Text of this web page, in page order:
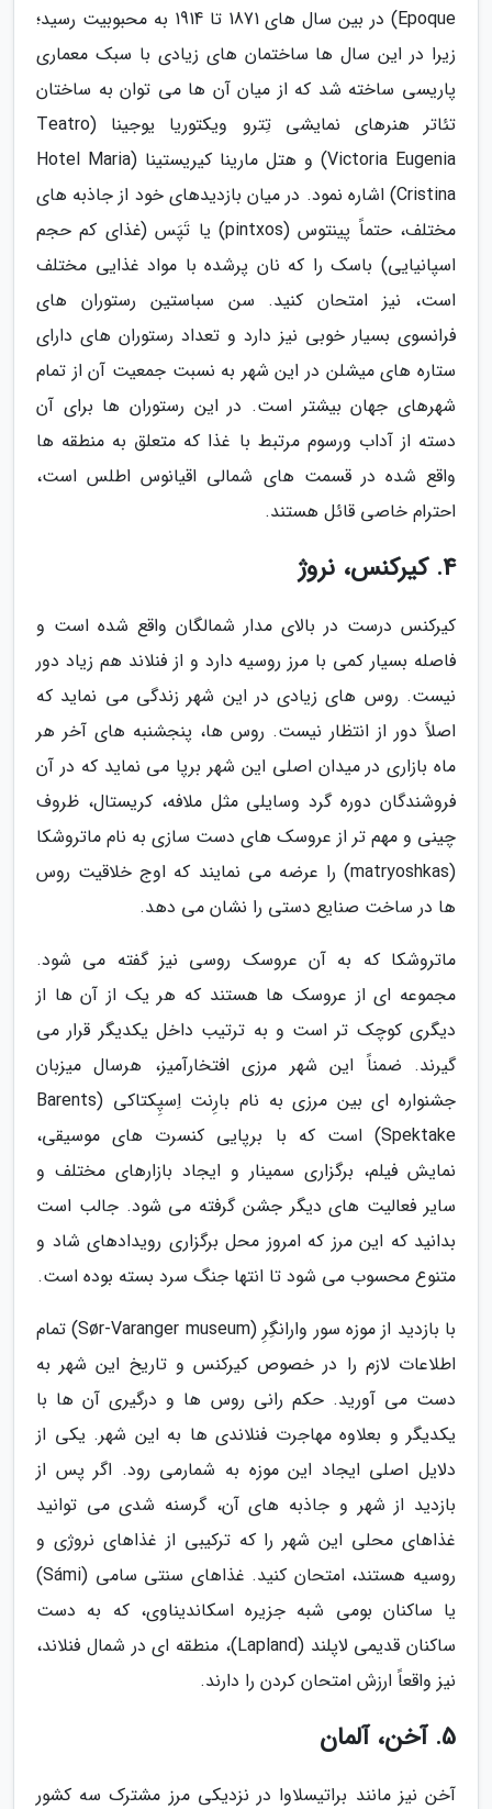
Epoque) در بین سال های 1871 تا 1914 به محبوبیت رسید؛
زیرا در این سال ها ساختمان های زیادی با سبک معماری
پاریسی ساخته شد که از میان آن ها می توان به ساختان
تئاتر هنرهای نمایشی تِترو ویکتوریا یوجینا (Teatro
Victoria Eugenia) و هتل مارینا کیریستینا (Hotel Maria
Cristina) اشاره نمود. در میان بازدیدهای خود از جاذبه های
مختلف، حتماً پینتوس (pintxos) یا تَپَس (غذای کم حجم
اسپانیایی) باسک را که نان پرشده با مواد غذایی مختلف
است، نیز امتحان کنید. سن سباستین رستوران های
فرانسوی بسیار خوبی نیز دارد و تعداد رستوران های دارای
ستاره های میشلن در این شهر به نسبت جمعیت آن از تمام
شهرهای جهان بیشتر است. در این رستوران ها برای آن
دسته از آداب ورسوم مرتبط با غذا که متعلق به منطقه ها
واقع شده در قسمت های شمالی اقیانوس اطلس است،
احترام خاصی قائل هستند.
4. کیرکنس، نروژ
کیرکنس درست در بالای مدار شمالگان واقع شده است و
فاصله بسیار کمی با مرز روسیه دارد و از فنلاند هم زیاد دور
نیست. روس های زیادی در این شهر زندگی می نماید که
اصلاً دور از انتظار نیست. روس ها، پنجشنبه های آخر هر
ماه بازاری در میدان اصلی این شهر برپا می نماید که در آن
فروشندگان دوره گرد وسایلی مثل ملافه، کریستال، ظروف
چینی و مهم تر از عروسک های دست سازی به نام ماتروشکا
(matryoshkas) را عرضه می نمایند که اوج خلاقیت روس
ها در ساخت صنایع دستی را نشان می دهد.
ماتروشکا که به آن عروسک روسی نیز گفته می شود.
مجموعه ای از عروسک ها هستند که هر یک از آن ها از
دیگری کوچک تر است و به ترتیب داخل یکدیگر قرار می
گیرند. ضمناً این شهر مرزی افتخارآمیز، هرسال میزبان
جشنواره ای بین مرزی به نام بارِنت اِسپِکتاکی (Barents
Spektake) است که با برپایی کنسرت های موسیقی،
نمایش فیلم، برگزاری سمینار و ایجاد بازارهای مختلف و
سایر فعالیت های دیگر جشن گرفته می شود. جالب است
بدانید که این مرز که امروز محل برگزاری رویدادهای شاد و
متنوع محسوب می شود تا انتها جنگ سرد بسته بوده است.
با بازدید از موزه سور وارانگِرِ (Sør-Varanger museum) تمام
اطلاعات لازم را در خصوص کیرکنس و تاریخ این شهر به
دست می آورید. حکم رانی روس ها و درگیری آن ها با
یکدیگر و بعلاوه مهاجرت فنلاندی ها به این شهر. یکی از
دلایل اصلی ایجاد این موزه به شمارمی رود. اگر پس از
بازدید از شهر و جاذبه های آن، گرسنه شدی می توانید
غذاهای محلی این شهر را که ترکیبی از غذاهای نروژی و
روسیه هستند، امتحان کنید. غذاهای سنتی سامی (Sámi)
یا ساکنان بومی شبه جزیره اسکاندیناوی، که به دست
ساکنان قدیمی لاپلند (Lapland)، منطقه ای در شمال فنلاند،
نیز واقعاً ارزش امتحان کردن را دارند.
5. آخن، آلمان
آخن نیز مانند براتیسلاوا در نزدیکی مرز مشترک سه کشور